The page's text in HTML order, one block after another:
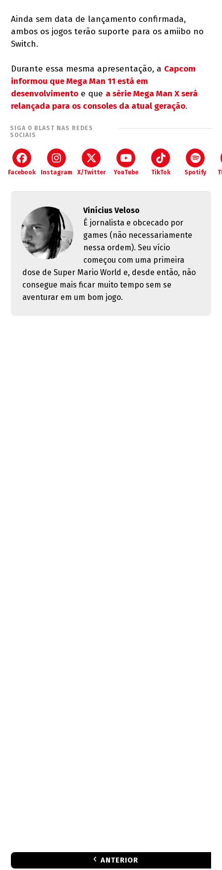
Ainda sem data de lançamento confirmada,
ambos os jogos terão suporte para os amiibo no
Switch.
Durante essa mesma apresentação, a Capcom
informou que Mega Man 11 está em
desenvolvimento e que a série Mega Man X será
relançada para os consoles da atual geração.
SIGA O BLAST NAS REDES
SOCIAIS
Facebook Instagram X/Twitter YouTube TikTok Spotify
Vinícius Veloso
É jornalista e obcecado por
games (não necessariamente
nessa ordem). Seu vício
começou com uma primeira
dose de Super Mario World e, desde então, não
consegue mais ficar muito tempo sem se
aventurar em um bom jogo.
ANTERIOR